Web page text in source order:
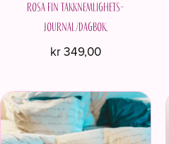
Rosa fin Takknemlighets-
journal/dagbok.
kr349,00